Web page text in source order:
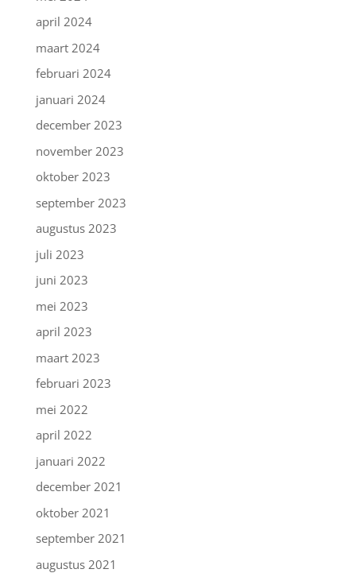
april 2024
maart 2024
februari 2024
januari 2024
december 2023
november 2023
oktober 2023
september 2023
augustus 2023
juli 2023
juni 2023
mei 2023
april 2023
maart 2023
februari 2023
mei 2022
april 2022
januari 2022
december 2021
oktober 2021
september 2021
augustus 2021